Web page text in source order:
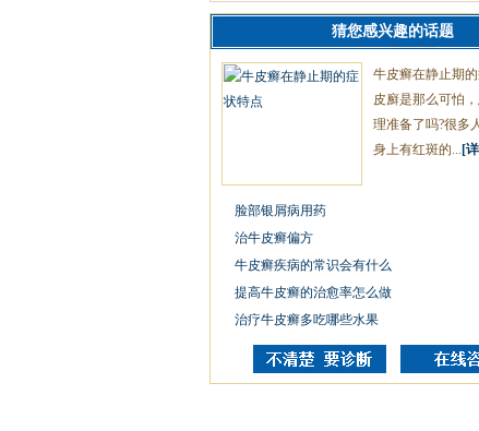
猜您感兴趣的话题
牛皮癣在静止期
皮廯是那么可怕
理准备了吗?很多
身上有红斑的... [
脸部银屑病用药
治牛皮癣偏方
牛皮癣疾病的常识会有什么
提高牛皮癣的治愈率怎么做
治疗牛皮癣多吃哪些水果